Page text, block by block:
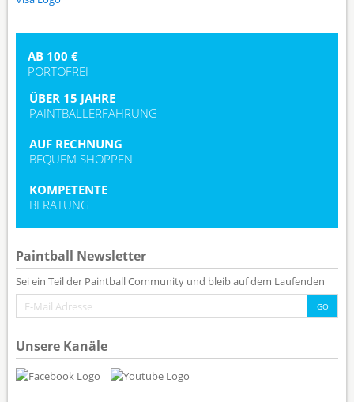
AB 100 €
PORTOFREI
ÜBER 15 JAHRE
PAINTBALLERFAHRUNG
AUF RECHNUNG
BEQUEM SHOPPEN
KOMPETENTE
BERATUNG
Paintball Newsletter
Sei ein Teil der Paintball Community und bleib auf dem Laufenden
Unsere Kanäle